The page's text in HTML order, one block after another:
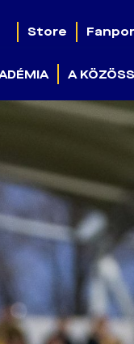
Store
A